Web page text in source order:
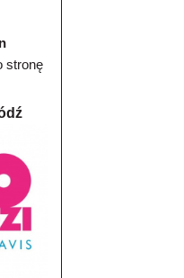
stronę